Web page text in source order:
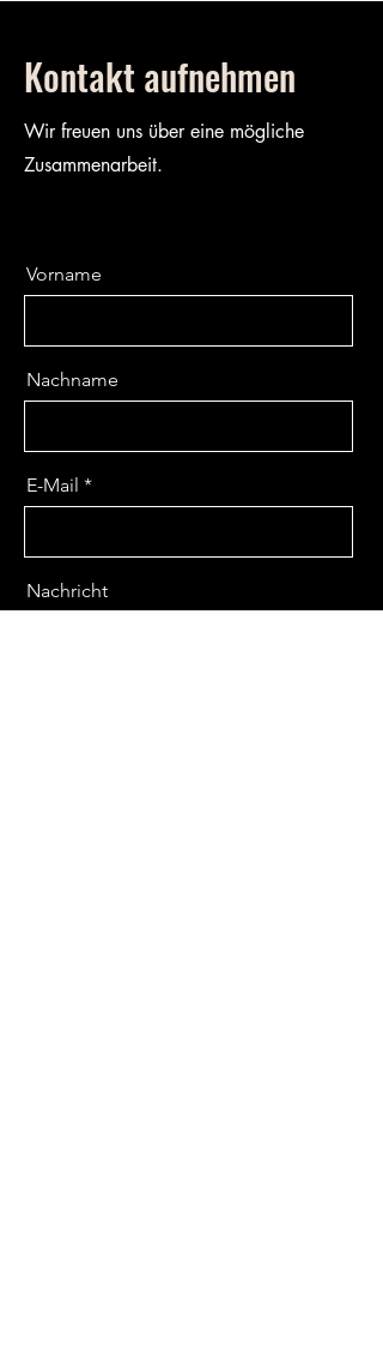
Kontakt aufnehmen
Wir freuen uns über eine mögliche
Zusammenarbeit.
Vorname
Nachname
E-Mail
Nachricht